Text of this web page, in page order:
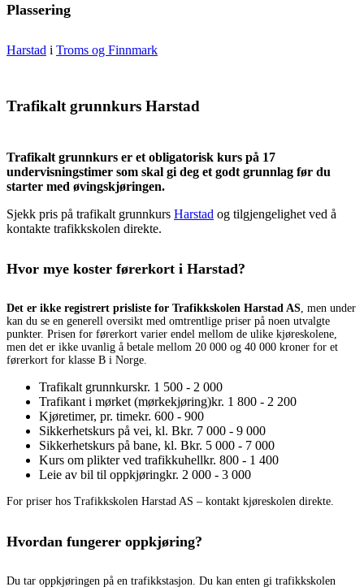
Plassering
Harstad i Troms og Finnmark
Trafikalt grunnkurs Harstad
Trafikalt grunnkurs er et obligatorisk kurs på 17
undervisningstimer som skal gi deg et godt grunnlag før du
starter med øvingskjøringen.
Sjekk pris på trafikalt grunnkurs Harstad og tilgjengelighet ved å
kontakte trafikkskolen direkte.
Hvor mye koster førerkort i Harstad?
Det er ikke registrert prisliste for Trafikkskolen Harstad AS, men under
kan du se en generell oversikt med omtrentlige priser på noen utvalgte
punkter. Prisen for førerkort varier endel mellom de ulike kjøreskolene,
men det er ikke uvanlig å betale mellom 20 000 og 40 000 kroner for et
førerkort for klasse B i Norge.
Trafikalt grunnkurskr. 1 500 - 2 000
Trafikant i mørket (mørkekjøring)kr. 1 800 - 2 200
Kjøretimer, pr. timekr. 600 - 900
Sikkerhetskurs på vei, kl. Bkr. 7 000 - 9 000
Sikkerhetskurs på bane, kl. Bkr. 5 000 - 7 000
Kurs om plikter ved trafikkuhellkr. 800 - 1 400
Leie av bil til oppkjøringkr. 2 000 - 3 000
For priser hos Trafikkskolen Harstad AS – kontakt kjøreskolen direkte.
Hvordan fungerer oppkjøring?
Du tar oppkjøringen på en trafikkstasjon. Du kan enten gi trafikkskolen